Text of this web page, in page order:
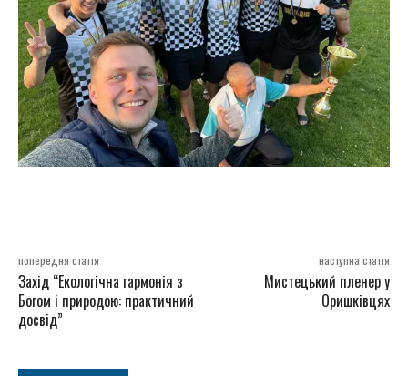
попередня стаття
Захід “Екологічна гармонія з
Богом і природою: практичний
досвід”
наступна стаття
Мистецький пленер у
Оришківцях